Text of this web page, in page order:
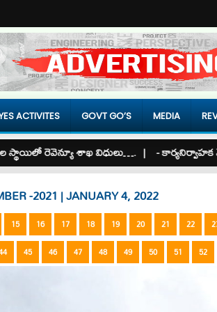
ACTIVITES GOVT GO’S MEDIA
శాఖ విధులు…. |- కార్యనిర్వాహక
-2021 | JANUARY 4, 2022
15 16 17 18 19 20 21 22
45 46 47 48 49 50 51 52